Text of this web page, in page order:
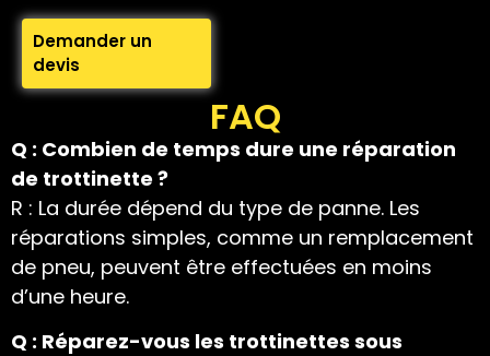
Demander un
devis
FAQ
Q : Combien de temps dure une réparation
de trottinette ?
R : La durée dépend du type de panne. Les
réparations simples, comme un remplacement
de pneu, peuvent être effectuées en moins
d’une heure.
Q : Réparez-vous les trottinettes sous